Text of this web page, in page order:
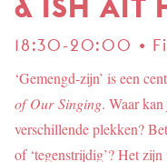
18:30-20:00 •
‘Gemengd-zijn’ is een
of Our Singing. Waar
verschillende plekken?
of ‘tegenstrijdig’? Het